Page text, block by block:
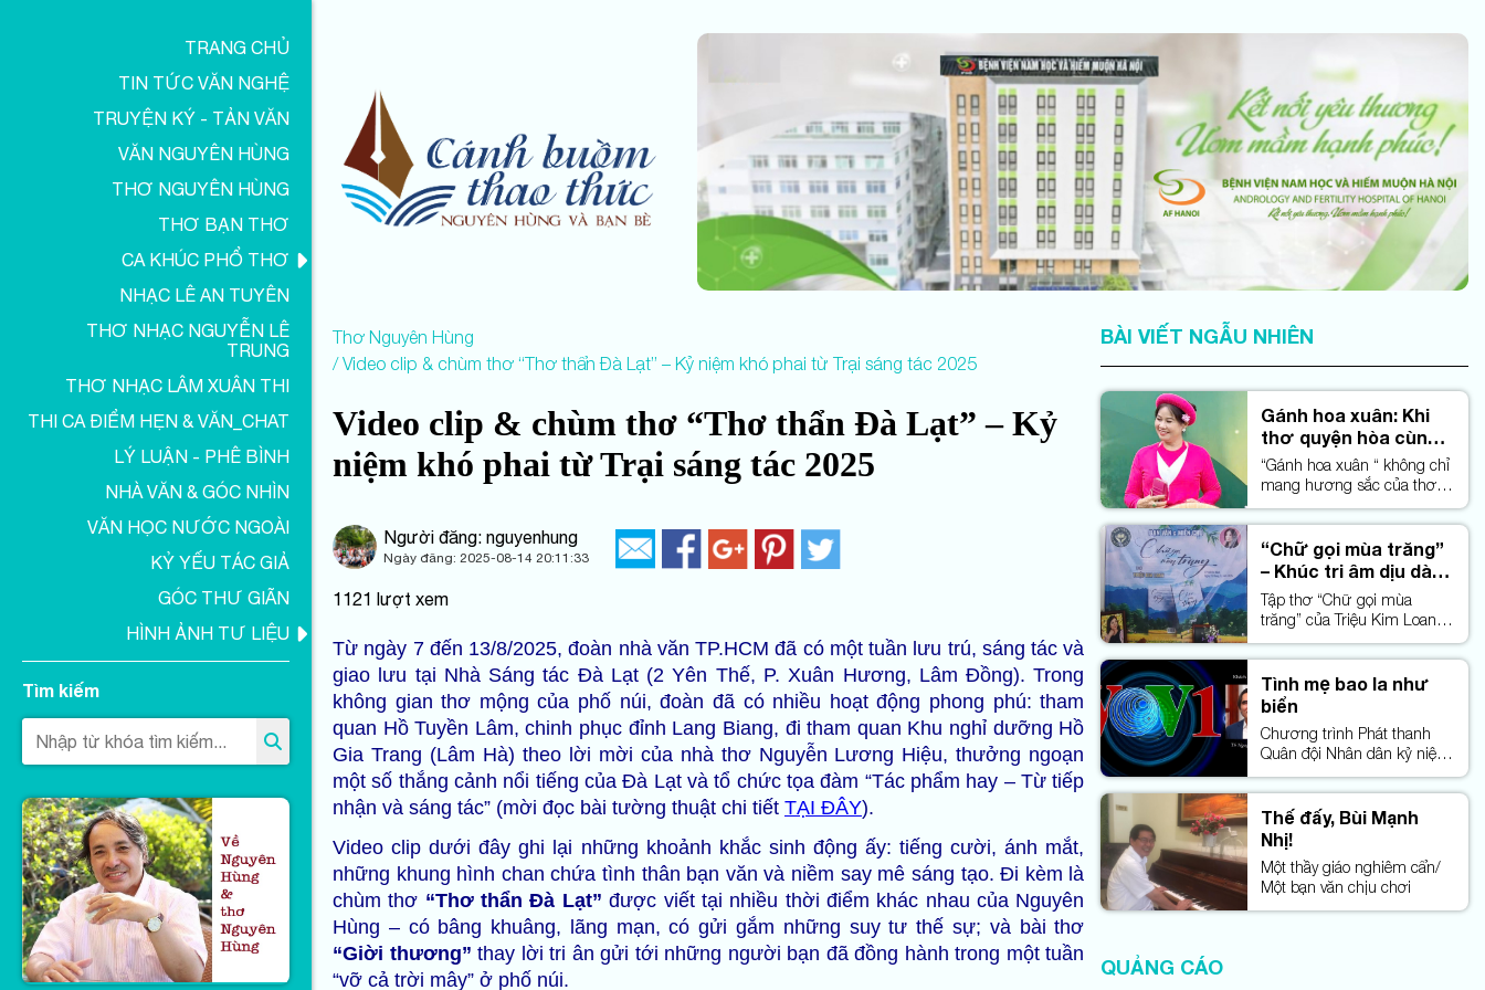
TRANG CHỦ
TIN TỨC VĂN NGHỆ
TRUYỆN KÝ - TẢN VĂN
VĂN NGUYÊN HÙNG
THƠ NGUYÊN HÙNG
THƠ BẠN THƠ
CA KHÚC PHỔ THƠ
NHẠC LÊ AN TUYÊN
THƠ NHẠC NGUYỄN LÊ
TRUNG
THƠ NHẠC LÂM XUÂN THI
THI CA ĐIỂM HẸN & VĂN_CHAT
LÝ LUẬN - PHÊ BÌNH
NHÀ VĂN & GÓC NHÌN
VĂN HỌC NƯỚC NGOÀI
KỶ YẾU TÁC GIẢ
GÓC THƯ GIÃN
HÌNH ẢNH TƯ LIỆU
Tìm kiếm
Thơ Nguyên Hùng
Video clip & chùm thơ “Thơ thẩn Đà Lạt” – Kỷ niệm khó phai từ Trại sáng tác 2025
Video clip & chùm thơ “Thơ thẩn Đà Lạt” – Kỷ
niệm khó phai từ Trại sáng tác 2025
Người đăng: nguyenhung
Ngày đăng: 2025-08-14 20:11:33
1121 lượt xem
Từ ngày 7 đến 13/8/2025, đoàn nhà văn TP.HCM đã có một tuần lưu trú, sáng tác và
giao lưu tại Nhà Sáng tác Đà Lạt (2 Yên Thế, P. Xuân Hương, Lâm Đồng). Trong
không gian thơ mộng của phố núi, đoàn đã có nhiều hoạt động phong phú: tham
quan Hồ Tuyền Lâm, chinh phục đỉnh Lang Biang, đi tham quan Khu nghỉ dưỡng Hồ
Gia Trang (Lâm Hà) theo lời mời của nhà thơ Nguyễn Lương Hiệu, thưởng ngoạn
một số thắng cảnh nổi tiếng của Đà Lạt và tổ chức tọa đàm “Tác phẩm hay – Từ tiếp
nhận và sáng tác” (mời đọc bài tường thuật chi tiết TẠI ĐÂY).
Video clip dưới đây ghi lại những khoảnh khắc sinh động ấy: tiếng cười, ánh mắt,
những khung hình chan chứa tình thân bạn văn và niềm say mê sáng tạo. Đi kèm là
chùm thơ “Thơ thẩn Đà Lạt” được viết tại nhiều thời điểm khác nhau của Nguyên
Hùng – có bâng khuâng, lãng mạn, có gửi gắm những suy tư thế sự; và bài thơ
“Giời thương” thay lời tri ân gửi tới những người bạn đã đồng hành trong một tuần
“vỡ cả trời mây” ở phố núi.
BÀI VIẾT NGẪU NHIÊN
Gánh hoa xuân: Khi
thơ quyện hòa cùng
nhịp phách dân ca
“Gánh hoa xuân “ không chỉ
mang hương sắc của thơ,
mà còn phảng phất nhịp
điệu của những làn điệu
dân gian – nơi mỗi câu thơ,
khi cất lên, dường như lại
trở thành một câu hát của
ký ức.
“Chữ gọi mùa trăng”
– Khúc tri âm dịu dàng
của một tâm hồn nữ
tính
Tập thơ “Chữ gọi mùa
trăng” của Triệu Kim Loan là
thế giới nội tâm phong phú,
đa chiều của một tâm hồn
phụ nữ đầy trải nghiệm.
Tình mẹ bao la như
biển
Chương trình Phát thanh
Quân đội Nhân dân kỷ niệm
8-3
Thế đấy, Bùi Mạnh
Nhị!
Một thầy giáo nghiêm cẩn/
Một bạn văn chịu chơi
QUẢNG CÁO